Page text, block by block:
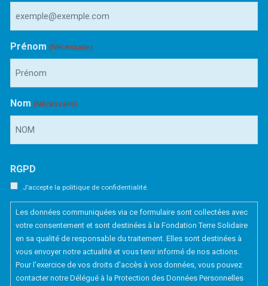
Prénom (Nécessaire)
Nom (Nécessaire)
RGPD
J’accepte la politique de confidentialité.
Les données communiquées via ce formulaire sont collectées avec
votre consentement et sont destinées à la Fondation Terre Solidaire
en sa qualité de responsable du traitement. Elles sont destinées à
vous envoyer notre actualité et vous tenir informé de nos actions.
Pour l'exercice de vos droits d'accès à vos données, vous pouvez
contacter notre Délégué à la Protection des Données Personnelles